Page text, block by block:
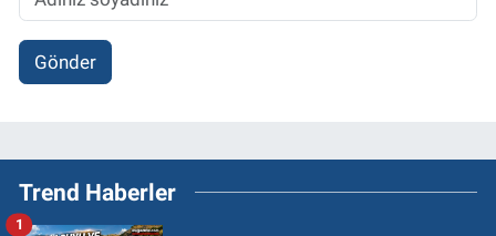
Gönder
Trend Haberler
1